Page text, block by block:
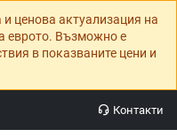
ценова актуализация на
еврото. Възможно е
в показваните цени и
Контакти